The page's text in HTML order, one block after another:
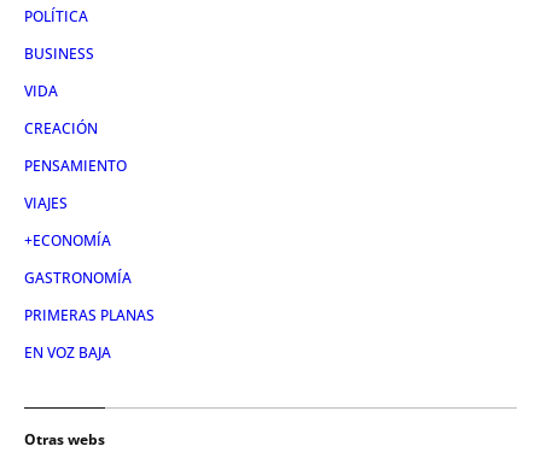
POLÍTICA
BUSINESS
VIDA
CREACIÓN
PENSAMIENTO
VIAJES
+ECONOMÍA
GASTRONOMÍA
PRIMERAS PLANAS
EN VOZ BAJA
Otras webs